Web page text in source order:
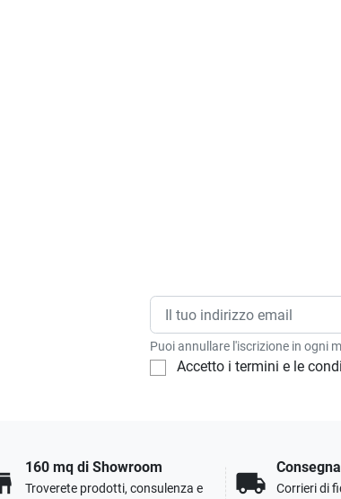
Puoi annullare l'iscrizione in ogni
Accetto i termini e le
160 mq di Showroom
Troverete prodotti, consulenza e
local_shipping
Corrieri di